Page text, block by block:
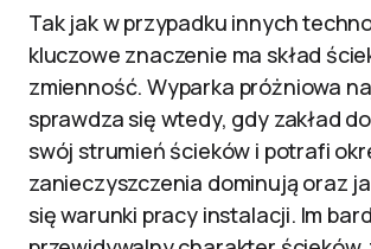
Tak jak w przypadku innych
kluczowe znaczenie ma skład
zmienność. Wyparka próżniowa
sprawdza się wtedy, gdy zakład
swój strumień ścieków i potrafi
zanieczyszczenia dominują oraz
się warunki pracy instalacji. Im